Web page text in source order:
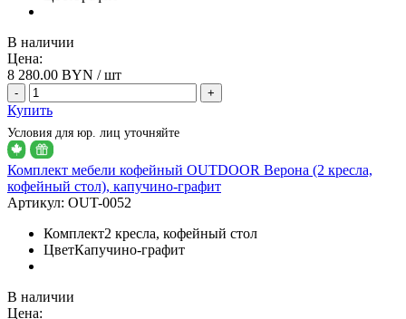
В наличии
Цена:
8 280.00 BYN / шт
- +
Купить
Условия для юр. лиц уточняйте
Комплект мебели кофейный OUTDOOR Верона (2 кресла,
кофейный стол), капучино-графит
Артикул: OUT-0052
Комплект2 кресла, кофейный стол
ЦветКапучино-графит
В наличии
Цена: